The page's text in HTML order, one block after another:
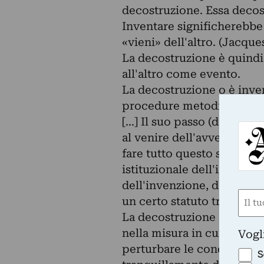
decostruzione. Essa
Inventare
«vieni» dell'altro.
La decostruzione è
all'altro come evento.
La decostruzione o è
procedure metodiche, ma
[...] Il suo passo
al venire
fare tutto questo solo
istituzionale
dell'invenzione, della
un certo statuto
La decostruzione di cui
nella misura in cui,
perturbare le condizioni
Nome